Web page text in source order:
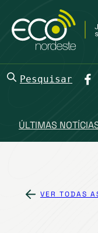
Pesquisar
ÚLTIMAS
VER TODAS